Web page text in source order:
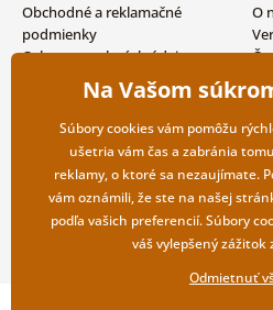
Obchodné a reklamačné
podmienky
Ochrana osobných údajov
Možnosti dopravy a platby
Vrátenie tovaru
O
Na Vašom
Súbory cookies vám pomôžu
ušetria vám čas a zabránia
reklamy, o ktoré sa nezaujímate.
vám oznámili, že ste na našej
podľa vašich preferencií. Súbory
váš vylepšený zážitok
Odmietnuť